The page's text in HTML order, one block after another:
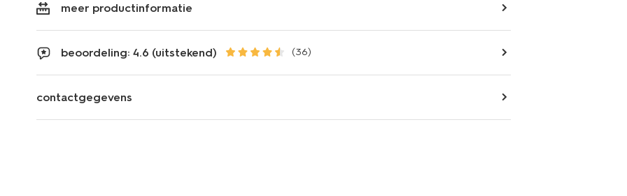
meer productinformatie
beoordeling: 4.6 (uitstekend) (36)
contactgegevens